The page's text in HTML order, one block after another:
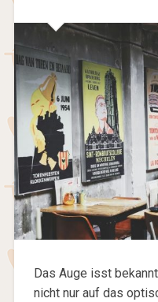
Das Auge isst
nicht nur auf das